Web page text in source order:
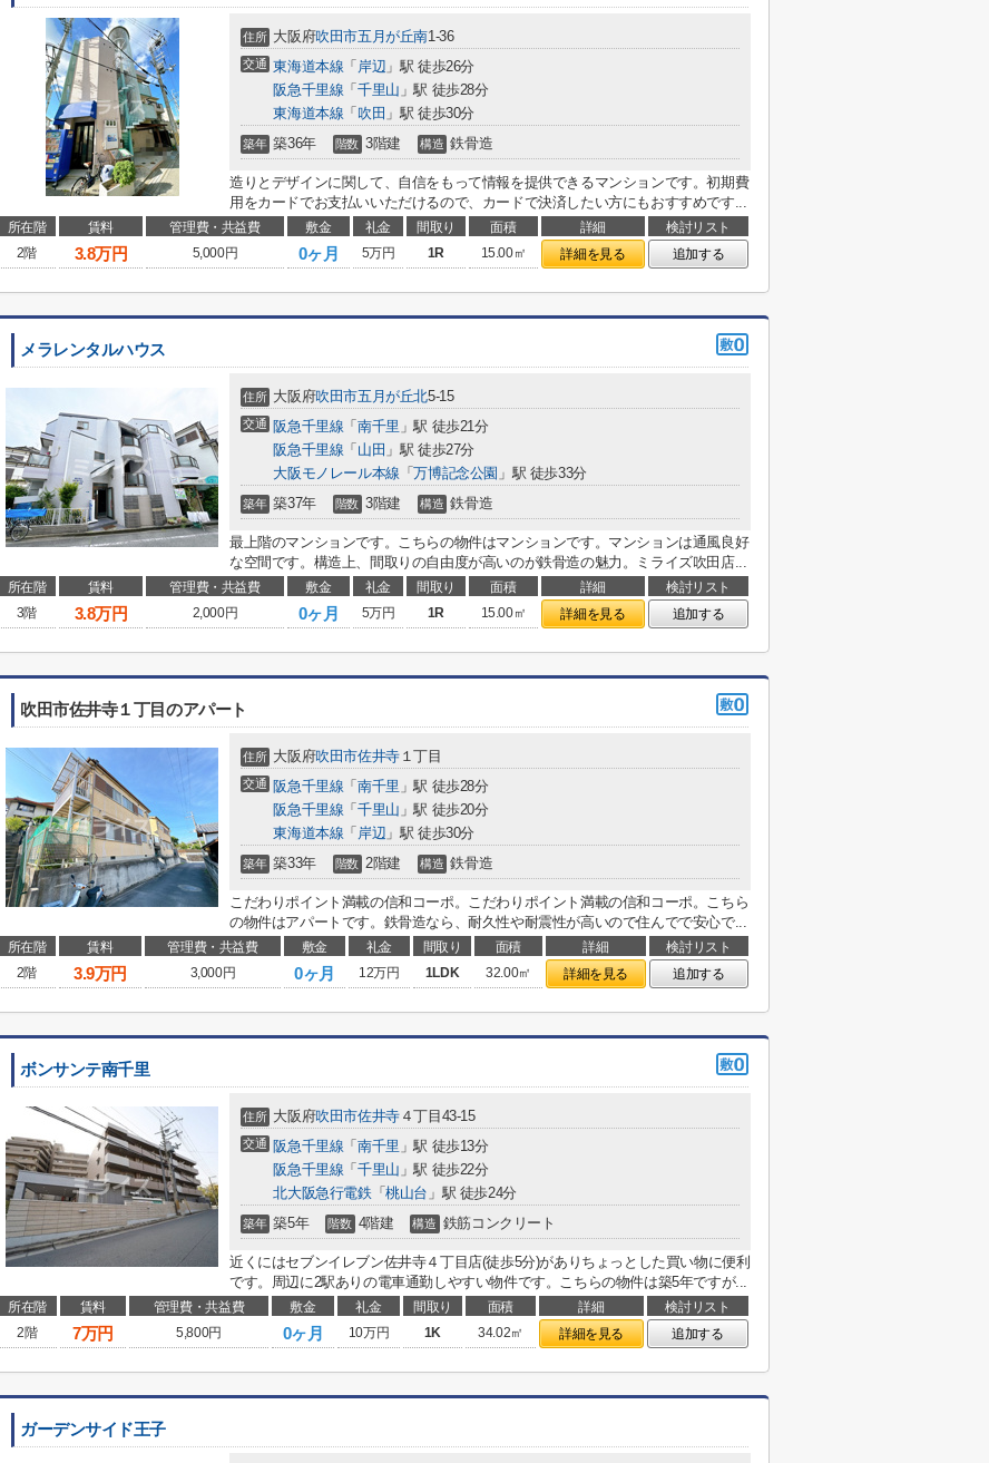
住所 大阪府吹田市五月が丘南1-36
交通 東海道本線 「 岸辺 」駅 徒歩26分
阪急千里線 「 千里山 」駅 徒歩28分
東海道本線 「 吹田 」駅 徒歩30分
築年 築36年 階数 3階建 構造 鉄骨造
造りとデザインに関して、自信をもって情報を提供できるマンションです。初期費
用をカードでお支払いいただけるので、カードで決済したい方にもおすすめです...
所在階 賃料 管理費・共益費 敷金 礼金 間取り 面積 詳細
検討リスト
2階
3.8万円 5,000円 0ヶ月 5万円 1R 15.00㎡ 詳細を見る 追加する
メラレンタルハウス
住所 大阪府吹田市五月が丘北5-15
交通 阪急千里線 「 南千里 」駅 徒歩21分
阪急千里線 「 山田 」駅 徒歩27分
大阪モノレール本線 「万博記念公園 」駅 徒歩33分
築年 築37年 階数 3階建 構造 鉄骨造
最上階のマンションです。こちらの物件はマンションです。マンションは通風良好
な空間です。構造上、間取りの自由度が高いのが鉄骨造の魅力。ミライズ吹田店...
所在階 賃料 管理費・共益費 敷金 礼金 間取り 面積 詳細
検討リスト
3階
3.8万円 2,000円 0ヶ月 5万円 1R 15.00㎡ 詳細を見る 追加する
吹田市佐井寺１丁目のアパート
住所 大阪府吹田市佐井寺１丁目
交通 阪急千里線 「 南千里 」駅 徒歩28分
阪急千里線 「 千里山 」駅 徒歩20分
東海道本線 「 岸辺 」駅 徒歩30分
築年 築33年 階数 2階建 構造 鉄骨造
こだわりポイント満載の信和コーポ。こだわりポイント満載の信和コーポ。こちら
の物件はアパートです。鉄骨造なら、耐久性や耐震性が高いので住んでで安心で...
所在階 賃料 管理費・共益費 敷金 礼金 間取り 面積 詳細
検討リスト
2階
3.9万円 3,000円 0ヶ月 12万円 1LDK 32.00㎡ 詳細を見る 追加する
ボンサンテ南千里
住所 大阪府吹田市佐井寺４丁目43-15
交通 阪急千里線 「 南千里 」駅 徒歩13分
阪急千里線 「 千里山 」駅 徒歩22分
北大阪急行電鉄「桃山台 」駅 徒歩24分
築年 築5年 階数 4階建 構造 鉄筋コンクリート
近くにはセブンイレブン佐井寺４丁目店(徒歩5分)がありちょっとした買い物に便利
です。周辺に2駅ありの電車通勤しやすい物件です。こちらの物件は築5年ですが...
所在階 賃料 管理費・共益費 敷金 礼金 間取り 面積 詳細
検討リスト
2階
7万円 5,800円 0ヶ月 10万円 1K 34.02㎡ 詳細を見る 追加する
ガーデンサイド王子